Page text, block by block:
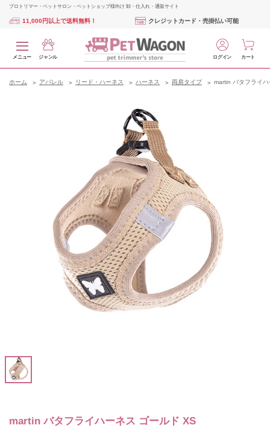
プロトリマー・ペットサロン・ペットショップ様向け 卸・仕入れ・通販サイト
11,000円以上で送料無料！ クレジットカード・売掛払い可能
メニュー ジャンル ログイン カート
ホーム アパレル リード・ハーネス ハーネス 両肩タイプ martin バタフライ
martin バタフライハーネス ゴールド XS